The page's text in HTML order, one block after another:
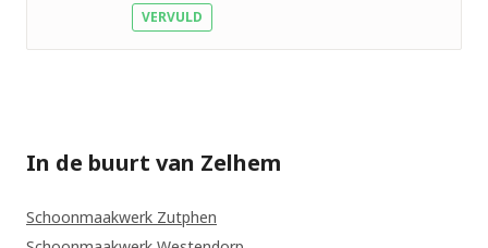
VERVULD
In de buurt van Zelhem
Schoonmaakwerk Zutphen